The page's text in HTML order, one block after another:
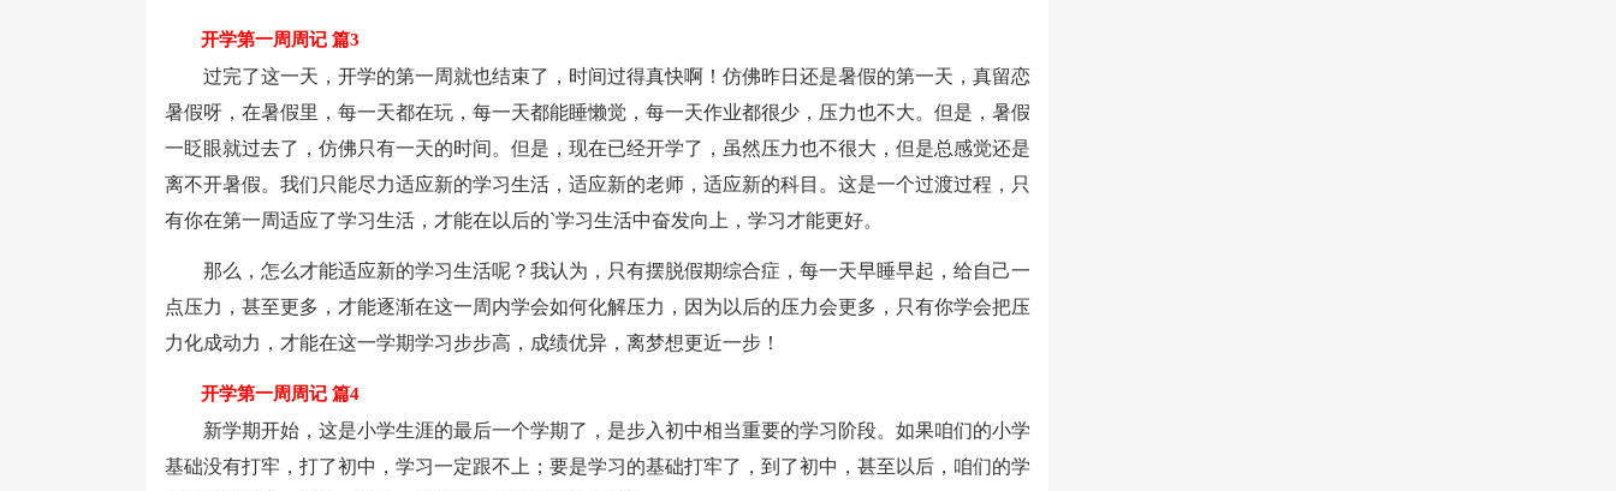
开学第一周周记 篇3
过完了这一天，开学的第一周就也结束了，时间过得真快啊！仿佛昨日还是暑假的第一天，真留恋
暑假呀，在暑假里，每一天都在玩，每一天都能睡懒觉，每一天作业都很少，压力也不大。但是，暑假
一眨眼就过去了，仿佛只有一天的时间。但是，现在已经开学了，虽然压力也不很大，但是总感觉还是
离不开暑假。我们只能尽力适应新的学习生活，适应新的老师，适应新的科目。这是一个过渡过程，只
有你在第一周适应了学习生活，才能在以后的`学习生活中奋发向上，学习才能更好。
那么，怎么才能适应新的学习生活呢？我认为，只有摆脱假期综合症，每一天早睡早起，给自己一
点压力，甚至更多，才能逐渐在这一周内学会如何化解压力，因为以后的压力会更多，只有你学会把压
力化成动力，才能在这一学期学习步步高，成绩优异，离梦想更近一步！
开学第一周周记 篇4
新学期开始，这是小学生涯的最后一个学期了，是步入初中相当重要的学习阶段。如果咱们的小学
基础没有打牢，打了初中，学习一定跟不上；要是学习的基础打牢了，到了初中，甚至以后，咱们的学